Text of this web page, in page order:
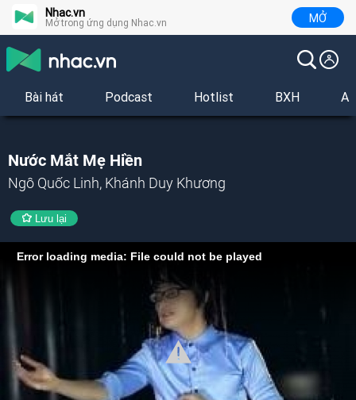
Nhac.vn
Mở trong ứng dụng Nhac.vn MỞ
Bài hát Podcast Hotlist BXH
Nước Mắt Mẹ Hiền
Ngô Quốc Linh, Khánh Duy Khương
Lưu lại
Error loading media: File could not be played